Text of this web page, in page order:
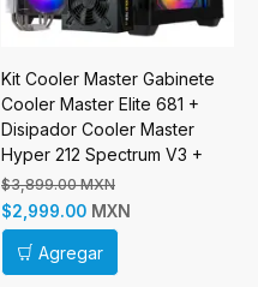
Kit Cooler Master Gabinete
Cooler Master Elite 681 +
Disipador Cooler Master
Hyper 212 Spectrum V3 +
Fuente de Poder Cooler
Master MWE Gold 750W V3
$3,899.00 MXN
$2,999.00 MXN
Agregar